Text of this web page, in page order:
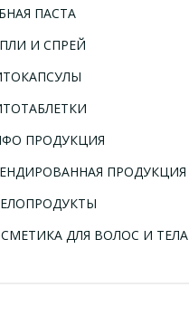
ПАСТА
И СПРЕЙ
ПРОДУКЦИЯ
ПРОДУКЦИЯ
ДЛЯ ВОЛОС И ТЕЛА